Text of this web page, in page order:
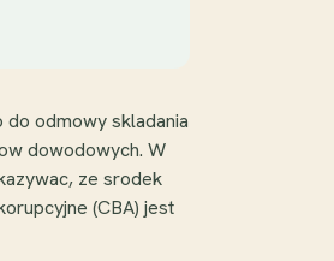
odmowy skladania
dowodowych. W
ze srodek
(CBA) jest